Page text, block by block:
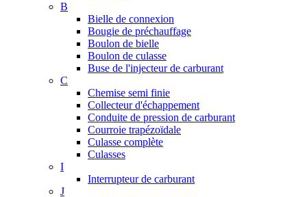
B
Bielle de connexion
Bougie de préchauffage
Boulon de bielle
Boulon de culasse
Buse de l'injecteur de carburant
C
Chemise semi finie
Collecteur d'échappement
Conduite de pression de carburant
Courroie trapézoïdale
Culasse complète
Culasses
I
Interrupteur de carburant
J